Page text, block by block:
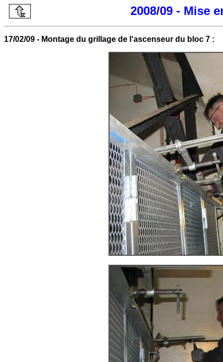
2008/09 - Mise
17/02/09 - Montage du grillage de l'ascenseur du bloc 7 :